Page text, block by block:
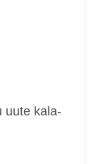
uute kala-